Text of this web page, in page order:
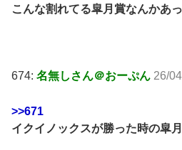
こんな割れてる皐月賞なんかあ
674: 名無しさん＠おーぷん 26/
>>671
イクイノックスが勝った時の皐